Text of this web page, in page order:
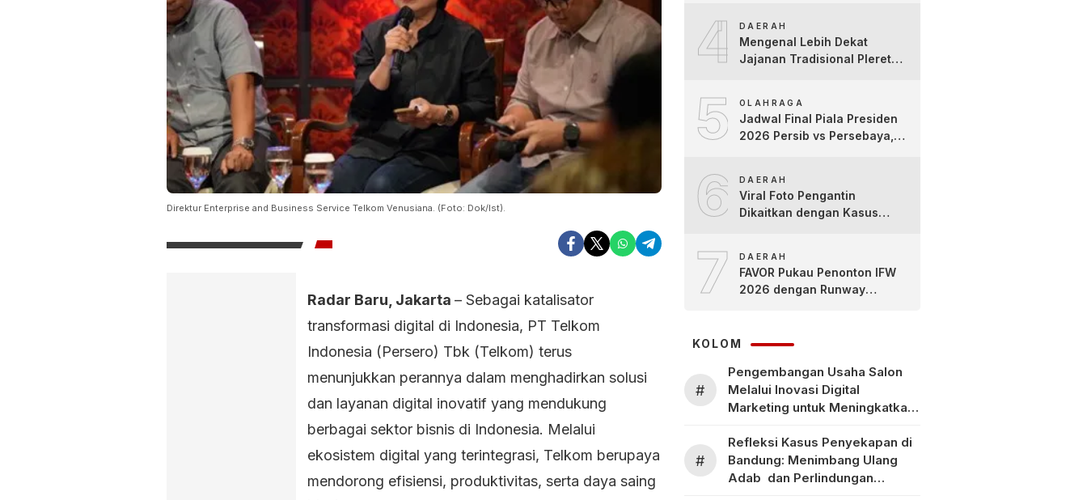
Direktur Enterprise and Business Service Telkom Venusiana. (Foto: Dok/Ist).
Radar Baru, Jakarta – Sebagai katalisator
transformasi digital di Indonesia, PT Telkom
Indonesia (Persero) Tbk (Telkom) terus
menunjukkan perannya dalam menghadirkan solusi
dan layanan digital inovatif yang mendukung
berbagai sektor bisnis di Indonesia. Melalui
ekosistem digital yang terintegrasi, Telkom berupaya
mendorong efisiensi, produktivitas, serta daya saing
4 DAERAH
Mengenal Lebih Dekat
Jajanan Tradisional Pleret
5 OLAHRAGA
Jadwal Final Piala Presiden
2026 Persib vs Persebaya,
6 DAERAH
Viral Foto Pengantin
Dikaitkan dengan Kasus
7 DAERAH
FAVOR Pukau Penonton IFW
2026 dengan Runway
KOLOM
#
Pengembangan Usaha Salon
Melalui Inovasi Digital
Marketing untuk Meningkatkan
Salon Mitra, Selong Lombok
Timur
#
Refleksi Kasus Penyekapan di
Bandung: Menimbang Ulang
Adab dan Perlindungan